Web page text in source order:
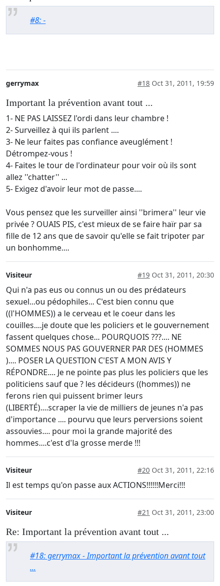
#8: -
gerrymax #18 Oct 31, 2011, 19:59
Important la prévention avant tout ...
1- NE PAS LAISSEZ l'ordi dans leur chambre !
2- Surveillez à qui ils parlent ....
3- Ne leur faites pas confiance aveuglément !
Détrompez-vous !
4- Faites le tour de l'ordinateur pour voir où ils sont
allez ''chatter'' ...
5- Exigez d'avoir leur mot de passe....
Vous pensez que les surveiller ainsi ''brimera'' leur vie
privée ? OUAIS PIS, c'est mieux de se faire haïr par sa
fille de 12 ans que de savoir qu'elle se fait tripoter par
un bonhomme....
Visiteur #19 Oct 31, 2011, 20:30
Qui n'a pas eus ou connus un ou des prédateurs
sexuel...ou pédophiles... C'est bien connu que
((l'HOMMES)) a le cerveau et le coeur dans les
couilles....je doute que les policiers et le gouvernement
fassent quelques chose... POURQUOIS ???.... NE
SOMMES NOUS PAS GOUVERNER PAR DES (HOMMES
).... POSER LA QUESTION C'EST A MON AVIS Y
RÉPONDRE.... Je ne pointe pas plus les policiers que les
politiciens sauf que ? les décideurs ((hommes)) ne
ferons rien qui puissent brimer leurs
(LIBERTÉ)....scraper la vie de milliers de jeunes n'a pas
d'importance .... pourvu que leurs perversions soient
assouvies.... pour moi la grande majorité des
hommes....c'est d'la grosse merde !!!
Visiteur #20 Oct 31, 2011, 22:16
Il est temps qu'on passe aux ACTIONS!!!!!!Merci!!!
Visiteur #21 Oct 31, 2011, 23:00
Re: Important la prévention avant tout ...
#18: gerrymax - Important la prévention avant tout
...